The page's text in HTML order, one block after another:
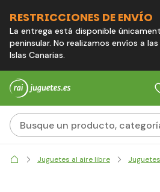
RESTRICCIONES DE ENVÍO
La entrega está disponible
peninsular. No realizamos envíos a las
Islas Canarias.
Juguetes al aire libre